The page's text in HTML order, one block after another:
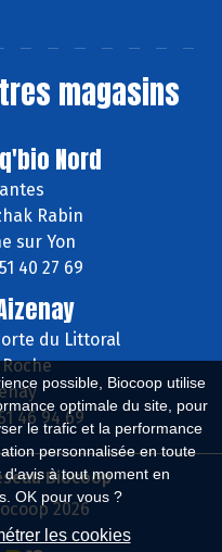
possible, Biocoop utilise
optimale du site, pour
le trafic et la performance
personnalisée en toute
à tout moment en
OK pour vous ?
les cookies
magasins
Nord
Rabin
sur Yon
40 27 69
du Littoral
46 94 69
Biocoop
2026